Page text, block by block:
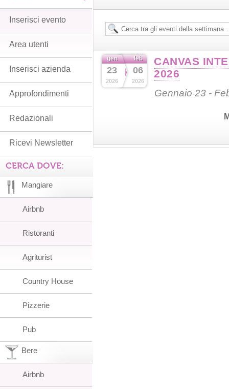
gen
23
2026
feb
06
2026
CANVAS
2026
Gennaio 23 -
Inserisci evento
Area utenti
Inserisci azienda
Approfondimenti
Redazionali
Ricevi Newsletter
CERCA DOVE:
Mangiare
Airbnb
Ristoranti
Agriturist
Country House
Pizzerie
Pub
Bere
Airbnb